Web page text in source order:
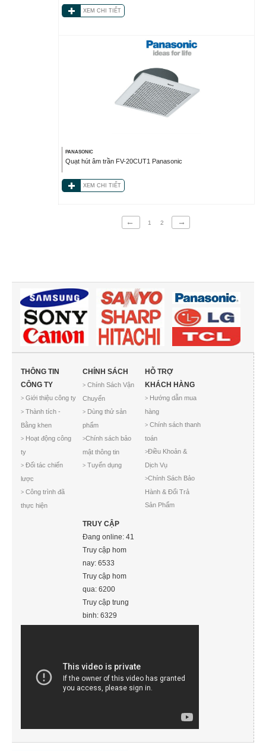
XEM CHI TIẾT
PANASONIC
Quạt hút âm trần FV-20CUT1 Panasonic
XEM CHI TIẾT
← 1 2 →
THÔNG TIN
CÔNG TY
> Giới thiệu công ty
> Thành tích -
Bằng khen
> Hoạt động công
ty
> Đối tác chiến
lược
> Công trình đã
thực hiện
CHÍNH SÁCH
> Chính Sách Vận
Chuyển
> Dùng thử sản
phẩm
>Chính sách bảo
mật thông tin
> Tuyển dụng
HỖ TRỢ
KHÁCH HÀNG
>Hướng dẫn mua
hàng
>Chính sách thanh
toán
>Điều Khoản &
Dịch Vụ
>Chính Sách Bảo
Hành & Đổi Trả
Sản Phẩm
TRUY CẬP
Đang online: 41
Truy cập hom
nay: 6533
Truy cập hom
qua: 6200
Truy cập trung
binh: 6329